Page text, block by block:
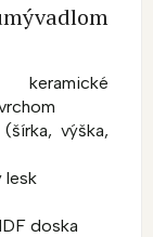
keramické
výška,
lesk
doska